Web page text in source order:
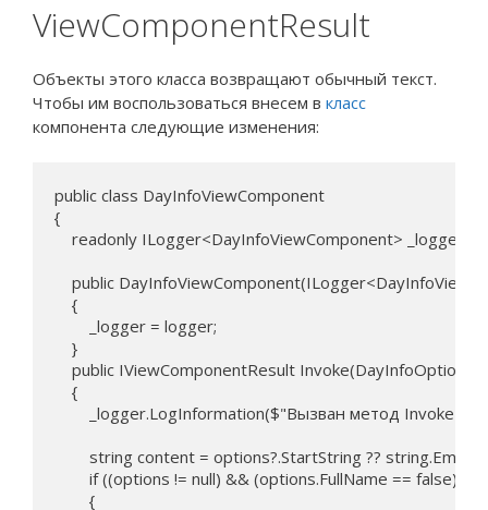
ViewComponentResult
Объекты этого класса возвращают обычный текст.
Чтобы им воспользоваться внесем в класс
компонента следующие изменения:
public class DayInfoViewComponent
{
    readonly ILogger<DayInfoViewComponent> _logger;
public
    {
        _logger = logger;
    }
public IViewComponentResult Invoke(DayInfoOptions
    {
_logger.LogInformation($"Вызван метод Invoke
        string content = options?.StartString ?? string.Empty;
        if ((options != null) && (options.FullName == false))
        {